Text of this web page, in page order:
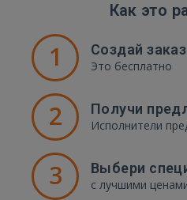
Как это
1 Создай заказ
Это бесплатно
2 Получи
Исполнители
3 Выбери
с лучшими